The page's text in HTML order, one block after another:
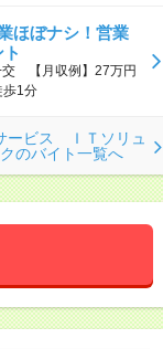
ほぼナシ！営業
交 【月収例】27万円
歩1分
ービス ＩＴソリュ
のバイト一覧へ